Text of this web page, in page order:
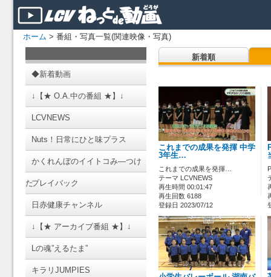
ホーム > 番組・写真一覧(関連映像・写真)
◆新着動画
↓【★ O.A.中の番組 ★】↓
LCVNEWS
Nuts！日常にひと味プラス
かくれんぼのイイトコみ―つけ
たプレイバック
日赤健康チャンネル
↓【★ アーカイブ番組 ★】↓
Lの魂”えるたま”
キラリJUMPIES
新着順
これまでの成果を発揮 中学
3年生…
これまでの成果を発揮…
テーマ LCVNEWS
再生時間 00:01:47
再生回数 6188
登録日 2023/07/12